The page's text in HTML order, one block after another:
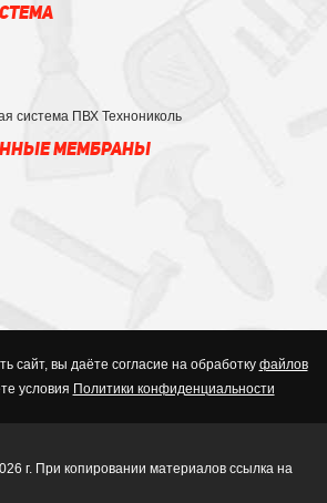
система ПВХ Технониколь
МЕМБРАНЫ
сайт, вы даёте согласие на обработку файлов
условия Политики конфиденциальности
г. При копировании материалов ссылка на